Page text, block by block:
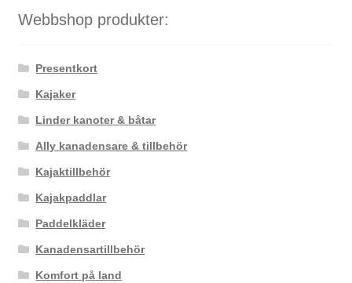
Webbshop produkter:
Presentkort
Kajaker
Linder kanoter & båtar
Ally kanadensare & tillbehör
Kajaktillbehör
Kajakpaddlar
Paddelkläder
Kanadensartillbehör
Komfort på land